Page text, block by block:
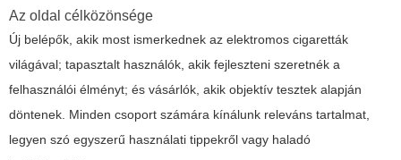
Az oldal célközönsége
Új belépők, akik most ismerkednek az elektromos cigaretták
világával; tapasztalt használók, akik fejleszteni szeretnék a
felhasználói élményt; és vásárlók, akik objektív tesztek alapján
döntenek. Minden csoport számára kínálunk releváns tartalmat,
legyen szó egyszerű használati tippekről vagy haladó